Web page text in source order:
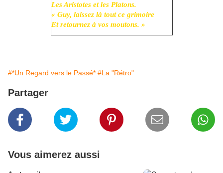
Les Aristotes et les Platons.
« Guy, laissez là tout ce grimoire
Et retournez à vos moutons. »
#*Un Regard vers le Passé* #La "Rétro"
Partager
Vous aimerez aussi